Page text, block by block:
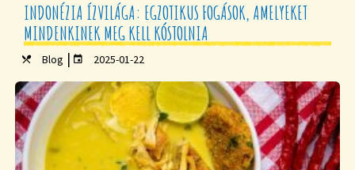
INDONÉZIA ÍZVILÁGA: EGZOTIKUS FOGÁSOK, AMELYEKET
MINDENKINEK MEG KELL KÓSTOLNIA
Blog | 2025-01-22